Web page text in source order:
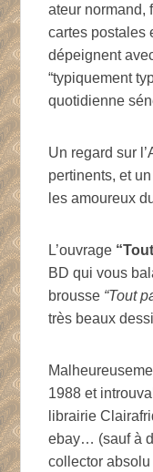
ateur normand,
cartes postales
dépeignent
“typiquement
quotidienne
Un regard sur
pertinents, et
les amoureux
L’ouvrage
BD qui vous
brousse “Tout
très beaux
1988 et
librairie
ebay… (sauf à
collector